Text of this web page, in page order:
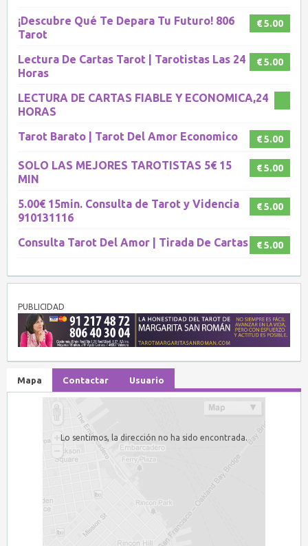
€ 5.00
¡Descubre Qué Te Depara Tu Futuro! 806
Tarot
€ 5.00
Lectura De Cartas Tarot | Tarotistas Las 24
Horas
LECTURA DE CARTAS FIABLE Y ECONOMICA,24
HORAS
€ 5.00
Tarot Barato | Tarot Del Amor Economico
€ 5.00
SOLO LAS MEJORES TAROTISTAS 5€ 15
MIN
€ 5.00
5.00€ 15min. Consulta de Tarot y Videncia
910131116
€ 5.00
Consulta Tarot Del Amor | Tirada De Cartas
PUBLICIDAD
Mapa Contactar Usuario
Lo sentimos, la dirección no ha sido encontrada.